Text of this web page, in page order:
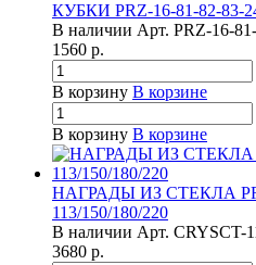
КУБКИ PRZ-16-81-82-83-
В наличии Арт. PRZ-16-
1560 р.
В корзину В корзине
В корзину В корзине
НАГРАДЫ ИЗ СТЕКЛА
113/150/180/220
В наличии Арт. CRYSCT-
3680 р.